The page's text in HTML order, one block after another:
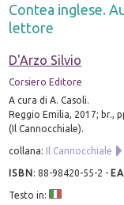
Contea inglese.
lettore
D'Arzo Silvio
Corsiero Editore
A cura di A. Casoli.
Reggio Emilia, 2017; br.,
(Il Cannocchiale).
collana: Il Cannocchiale
ISBN:88-98420-55-2 -
Testo in: